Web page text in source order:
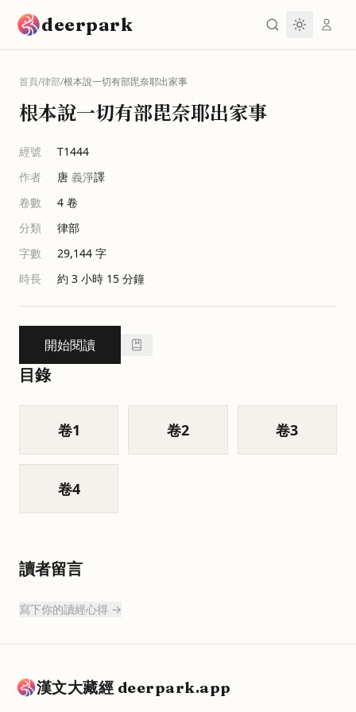
deerpark
首頁/律部/根本說一切有部毘奈耶出家事
根本說一切有部毘奈耶出家事
經號
T1444
作者
唐 義淨譯
卷數
4 卷
分類
律部
字數
29,144 字
時長
約 3 小時 15 分鐘
開始閱讀
目錄
卷1 卷2 卷3
卷4
讀者留言
寫下你的讀經心得 →
漢文大藏經 deerpark.app